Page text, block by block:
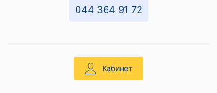
044 364 91 72
Кабинет